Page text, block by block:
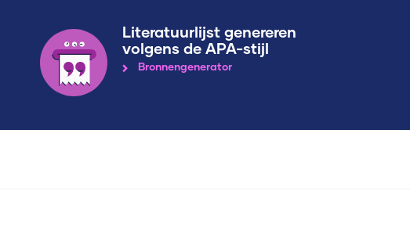
Literatuurlijst genereren
volgens de APA-stijl
Bronnengenerator